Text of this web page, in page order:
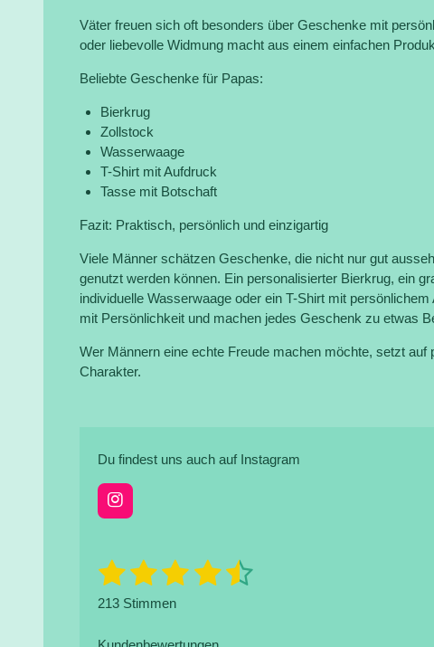
Väter freuen sich oft besonders über Geschenke mit
oder liebevolle Widmung macht aus einem einfachen
Beliebte Geschenke für Papas:
Bierkrug
Zollstock
Wasserwaage
T-Shirt mit Aufdruck
Tasse mit Botschaft
Fazit: Praktisch, persönlich und einzigartig
Viele Männer schätzen Geschenke, die nicht nur gut
genutzt werden können. Ein personalisierter Bierkrug, ein
individuelle Wasserwaage oder ein T-Shirt mit
mit Persönlichkeit und machen jedes Geschenk zu etwas
Wer Männern eine echte Freude machen möchte, setzt
Charakter.
Du findest uns auch auf Instagram
I
n
a
g
r
B
e
w
1
S
2
S
3
S
4 5
B
213 Stimmen